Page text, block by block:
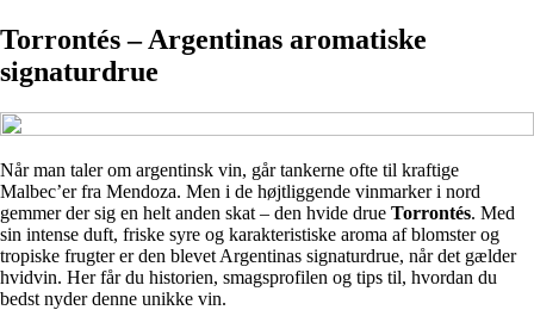
Torrontés – Argentinas aromatiske
signaturdrue
Når man taler om argentinsk vin, går tankerne ofte til kraftige
Malbec’er fra Mendoza. Men i de højtliggende vinmarker i nord
gemmer der sig en helt anden skat – den hvide drue Torrontés. Med
sin intense duft, friske syre og karakteristiske aroma af blomster og
tropiske frugter er den blevet Argentinas signaturdrue, når det gælder
hvidvin. Her får du historien, smagsprofilen og tips til, hvordan du
bedst nyder denne unikke vin.